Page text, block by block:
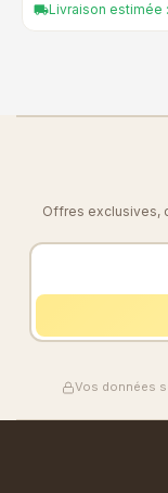
local_shippingLivraison estimée
Offres exclusives,
Vos données